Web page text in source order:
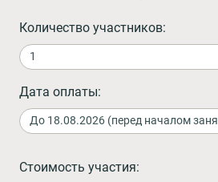
Количество участников:
Дата оплаты:
Стоимость участия: